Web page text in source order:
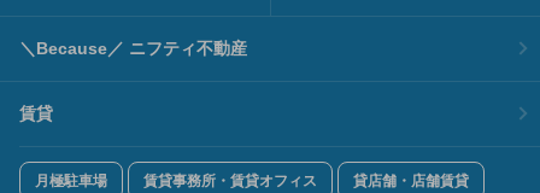
＼Because／ ニフティ不動産
賃貸
月極駐車場 賃貸事務所・賃貸オフィス 貸店舗・店舗賃貸